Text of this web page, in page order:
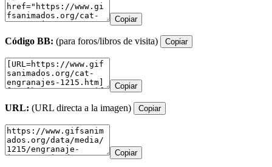
Copiar
Código BB: (para foros/libros de visita) Copiar
Copiar
URL: (URL directa a la imagen) Copiar
Copiar